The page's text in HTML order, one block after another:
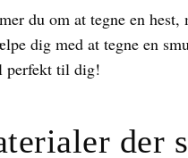
du om at tegne en
dig med at tegne en
perfekt til dig!
der